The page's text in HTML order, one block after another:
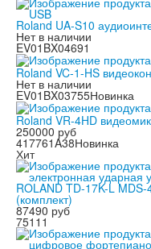
Roland UA-S10
Нет в наличии
EV01BX04691
Roland VC-1-HS
Нет в наличии
EV01BX03755Новинка
Roland VR-4HD
250000 руб
417761A38Новинка
Хит
ROLAND TD-17K-L MDS-
(комплект)
87490 руб
75111